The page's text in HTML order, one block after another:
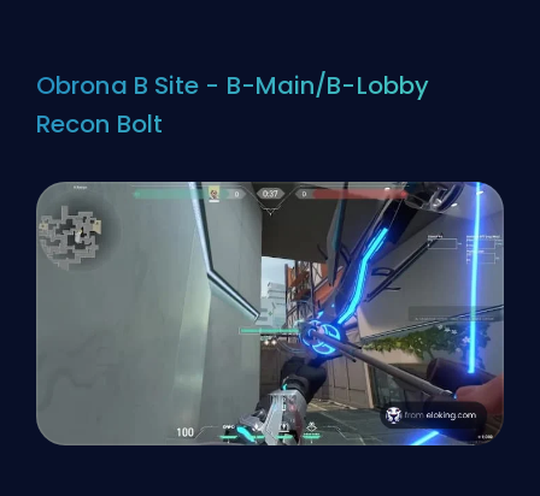
Obrona B Site - B-Main/B-Lobby
Recon Bolt